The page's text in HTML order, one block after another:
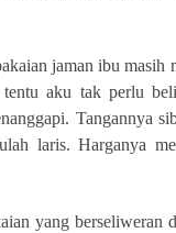
jaman ibu
tentu aku tak perlu
Tangannya
laris. Harganya
yang berseliweran